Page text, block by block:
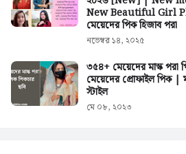
New Beautiful Girl
মেয়েদের পিক হিজাব পরা
নভেম্বর ১৪, ২০২৫
৩৫৪+ মেয়েদের মাস্ক পরা
মেয়েদের প্রোফাইল পিক |
স্টাইল
মে ০৮, ২০২৩